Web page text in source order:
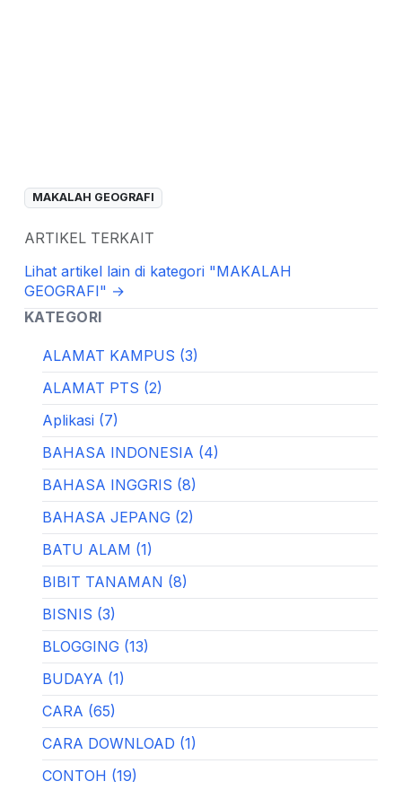
MAKALAH GEOGRAFI
ARTIKEL TERKAIT
Lihat artikel lain di kategori "MAKALAH
GEOGRAFI" →
KATEGORI
ALAMAT KAMPUS (3)
ALAMAT PTS (2)
Aplikasi (7)
BAHASA INDONESIA (4)
BAHASA INGGRIS (8)
BAHASA JEPANG (2)
BATU ALAM (1)
BIBIT TANAMAN (8)
BISNIS (3)
BLOGGING (13)
BUDAYA (1)
CARA (65)
CARA DOWNLOAD (1)
CONTOH (19)